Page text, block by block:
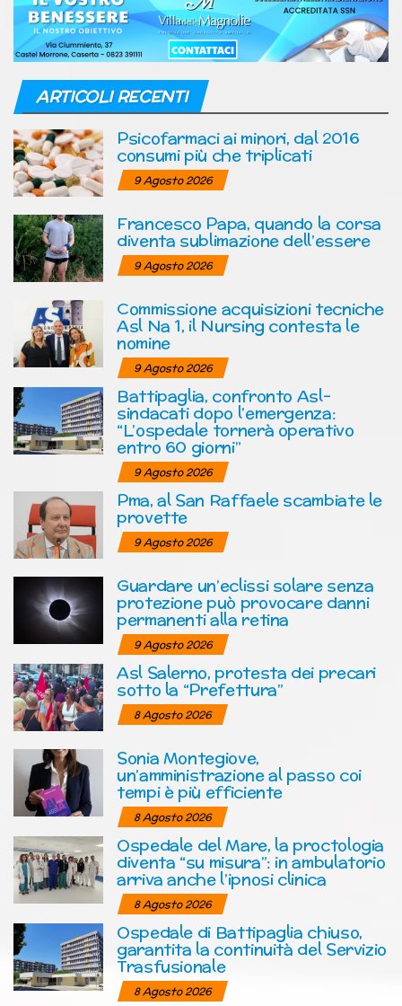
ARTICOLI RECENTI
Psicofarmaci ai minori, dal 2016
consumi più che triplicati
9 Agosto 2026
Francesco Papa, quando la corsa
diventa sublimazione dell’essere
9 Agosto 2026
Commissione acquisizioni tecniche
Asl Na 1, il Nursing contesta le
nomine
9 Agosto 2026
Battipaglia, confronto Asl-
sindacati dopo l’emergenza:
“L’ospedale tornerà operativo
entro 60 giorni”
9 Agosto 2026
Pma, al San Raffaele scambiate le
provette
9 Agosto 2026
Guardare un’eclissi solare senza
protezione può provocare danni
permanenti alla retina
9 Agosto 2026
Asl Salerno, protesta dei precari
sotto la “Prefettura”
8 Agosto 2026
Sonia Montegiove,
un’amministrazione al passo coi
tempi è più efficiente
8 Agosto 2026
Ospedale del Mare, la proctologia
diventa “su misura”: in ambulatorio
arriva anche l’ipnosi clinica
8 Agosto 2026
Ospedale di Battipaglia chiuso,
garantita la continuità del Servizio
Trasfusionale
8 Agosto 2026